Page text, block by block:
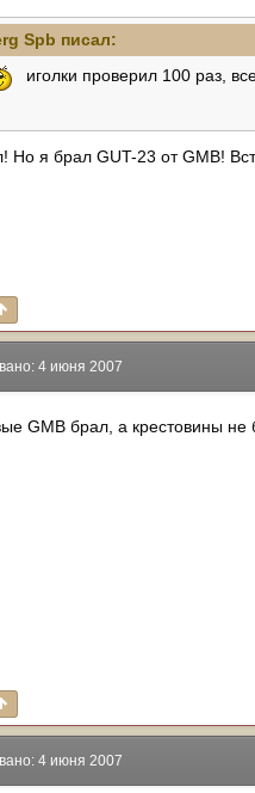
Spb писал:
иголки проверил 100 раз,
Но я брал GUT-23 от GMB!
4 июня 2007
GMB брал, а крестовины не
4 июня 2007